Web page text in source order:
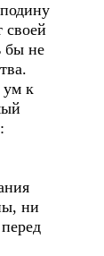
своей
бы не
ум к
ни